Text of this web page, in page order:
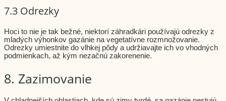
7.3 Odrezky
Hoci to nie je tak bežné, niektorí záhradkári používajú odrezky z
mladých výhonkov gazánie na vegetatívne rozmnožovanie.
Odrezky umiestnite do vlhkej pôdy a udržiavajte ich vo vhodných
podmienkach, až kým nezačnú zakorenenie.
8. Zazimovanie